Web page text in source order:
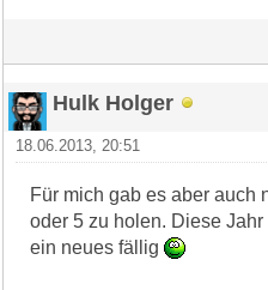
Hulk Holger
18.06.2013, 20:51
Für mich gab es aber auch
oder 5 zu holen. Diese
ein neues fällig